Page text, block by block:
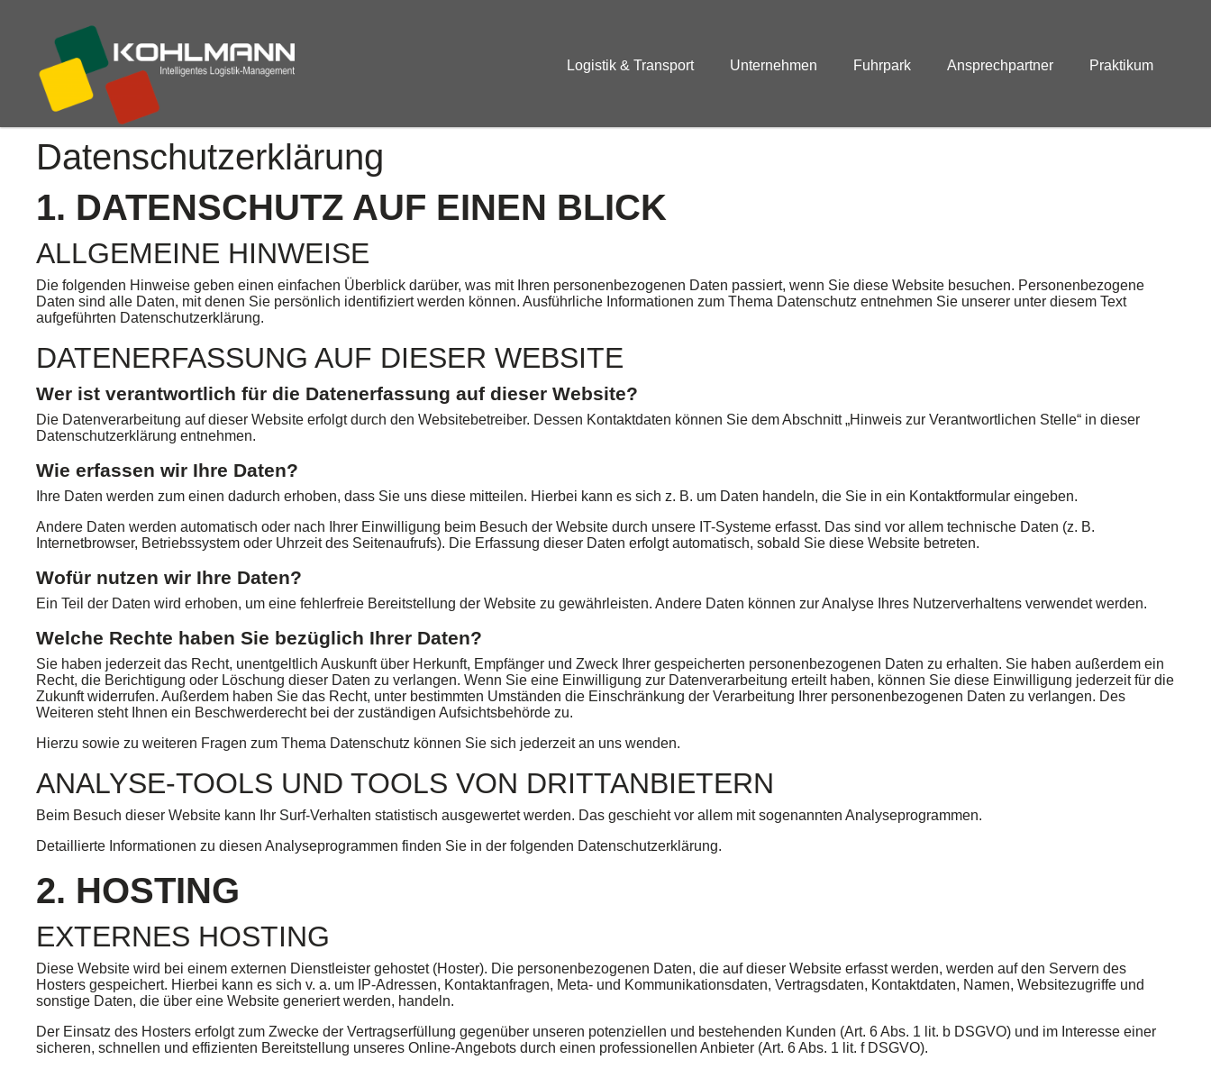
Logistik & Transport Unternehmen Fuhrpark Ansprechpartner Praktikum
Datenschutz­erklärung
1. DATENSCHUTZ AUF EINEN BLICK
ALLGEMEINE HINWEISE
Die folgenden Hinweise geben einen einfachen Überblick darüber, was mit Ihren personenbezogenen Daten passiert, wenn Sie diese Website besuchen. Personenbezogene
Daten sind alle Daten, mit denen Sie persönlich identifiziert werden können. Ausführliche Informationen zum Thema Datenschutz entnehmen Sie unserer unter diesem Text
aufgeführten Datenschutzerklärung.
DATENERFASSUNG AUF DIESER WEBSITE
Wer ist verantwortlich für die Datenerfassung auf dieser Website?
Die Datenverarbeitung auf dieser Website erfolgt durch den Websitebetreiber. Dessen Kontaktdaten können Sie dem Abschnitt „Hinweis zur Verantwortlichen Stelle“ in dieser
Datenschutzerklärung entnehmen.
Wie erfassen wir Ihre Daten?
Ihre Daten werden zum einen dadurch erhoben, dass Sie uns diese mitteilen. Hierbei kann es sich z. B. um Daten handeln, die Sie in ein Kontaktformular eingeben.
Andere Daten werden automatisch oder nach Ihrer Einwilligung beim Besuch der Website durch unsere IT-Systeme erfasst. Das sind vor allem technische Daten (z. B.
Internetbrowser, Betriebssystem oder Uhrzeit des Seitenaufrufs). Die Erfassung dieser Daten erfolgt automatisch, sobald Sie diese Website betreten.
Wofür nutzen wir Ihre Daten?
Ein Teil der Daten wird erhoben, um eine fehlerfreie Bereitstellung der Website zu gewährleisten. Andere Daten können zur Analyse Ihres Nutzerverhaltens verwendet werden.
Welche Rechte haben Sie bezüglich Ihrer Daten?
Sie haben jederzeit das Recht, unentgeltlich Auskunft über Herkunft, Empfänger und Zweck Ihrer gespeicherten personenbezogenen Daten zu erhalten. Sie haben außerdem ein
Recht, die Berichtigung oder Löschung dieser Daten zu verlangen. Wenn Sie eine Einwilligung zur Datenverarbeitung erteilt haben, können Sie diese Einwilligung jederzeit für die
Zukunft widerrufen. Außerdem haben Sie das Recht, unter bestimmten Umständen die Einschränkung der Verarbeitung Ihrer personenbezogenen Daten zu verlangen. Des
Weiteren steht Ihnen ein Beschwerderecht bei der zuständigen Aufsichtsbehörde zu.
Hierzu sowie zu weiteren Fragen zum Thema Datenschutz können Sie sich jederzeit an uns wenden.
ANALYSE-TOOLS UND TOOLS VON DRITT­ANBIETERN
Beim Besuch dieser Website kann Ihr Surf-Verhalten statistisch ausgewertet werden. Das geschieht vor allem mit sogenannten Analyseprogrammen.
Detaillierte Informationen zu diesen Analyseprogrammen finden Sie in der folgenden Datenschutzerklärung.
2. HOSTING
EXTERNES HOSTING
Diese Website wird bei einem externen Dienstleister gehostet (Hoster). Die personenbezogenen Daten, die auf dieser Website erfasst werden, werden auf den Servern des
Hosters gespeichert. Hierbei kann es sich v. a. um IP-Adressen, Kontaktanfragen, Meta- und Kommunikationsdaten, Vertragsdaten, Kontaktdaten, Namen, Websitezugriffe und
sonstige Daten, die über eine Website generiert werden, handeln.
Der Einsatz des Hosters erfolgt zum Zwecke der Vertragserfüllung gegenüber unseren potenziellen und bestehenden Kunden (Art. 6 Abs. 1 lit. b DSGVO) und im Interesse einer
sicheren, schnellen und effizienten Bereitstellung unseres Online-Angebots durch einen professionellen Anbieter (Art. 6 Abs. 1 lit. f DSGVO).